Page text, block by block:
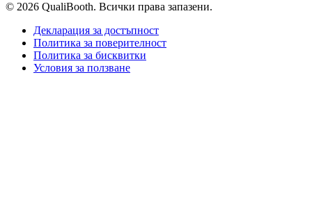
© 2026 QualiBooth. Всички права запазени.
Декларация за достъпност
Политика за поверителност
Политика за бисквитки
Условия за ползване